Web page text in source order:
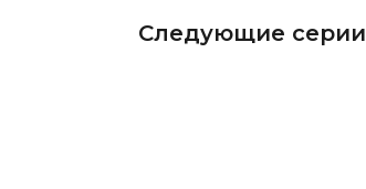
Следующие серии